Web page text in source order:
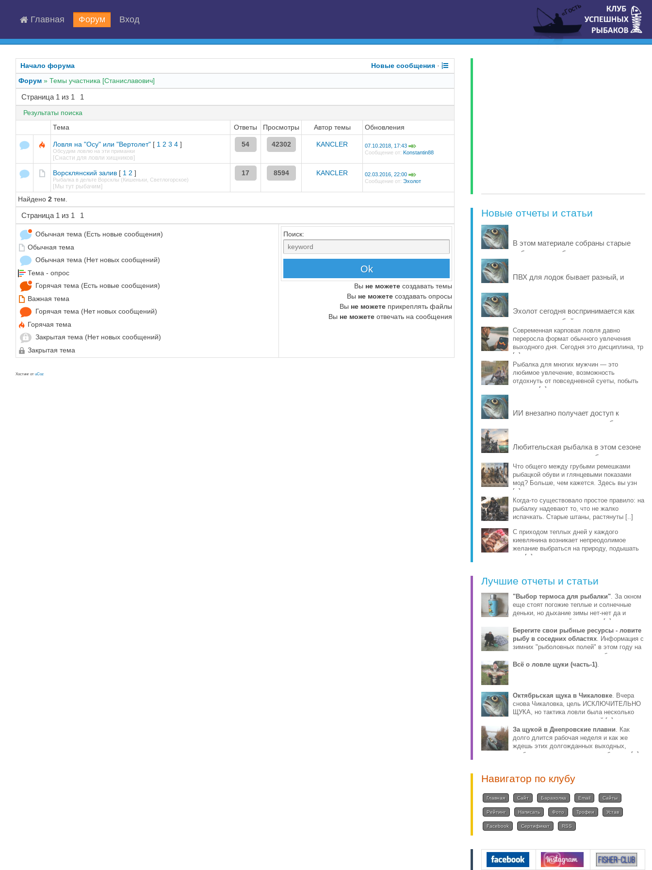
Главная Форум Вход
«Гость
Начало форума Новые сообщения ·
Форум » Темы участника [Станиславович]
Страница 1 из 1 1
Результаты поиска
Тема
Ответы Просмотры Автор темы Обновления
Ловля на "Осу" или "Вертолет" [ 1 2 3 4 ]
Обсудим ловлю на эти приманки
[Снасти для ловли хищников]
54 42302 KANCLER
07.10.2018, 17:43
Сообщение от:Konstantin88
Ворсклянский залив [ 1 2 ]
Рыбалка в дельте Ворсклы (Кишеньки, Светлогорское)
[ Мы тут рыбачим]
17 8594 KANCLER
02.03.2016, 22:00
Сообщение от:Эхолот
Найдено2 тем.
Страница 1 из 1 1
Обычная тема (Есть новые сообщения)
Обычная тема
Обычная тема (Нет новых сообщений)
Тема - опрос
Горячая тема (Есть новые сообщения)
Важная тема
Горячая тема (Нет новых сообщений)
Горячая тема
Закрытая тема (Нет новых сообщений)
Закрытая тема
Поиск:
Вы не можете создавать темы
Вы не можете создавать опросы
Вы не можете прикреплять файлы
Вы не можете отвечать на сообщения
Хостинг отuCoz
Новые отчеты и статьи
В этом материале собраны старые
рабочие способы и современные
жизнь уло [..]
ПВХ для лодок бывает разный, и
стойкости к исти [..]
Эхолот сегодня воспринимается как
что-то само собой разумеющееся, но
еще совсем недавно рыбаки
обходились б [..]
Современная карповая ловля давно
переросла формат обычного увлечения
выходного дня. Сегодня это дисциплина, тр
[..]
Рыбалка для многих мужчин — это
любимое увлечение, возможность
отдохнуть от повседневной суеты, побыть
наедине [..]
ИИ внезапно получает доступ к
реальному миру и учится рыбачить на
рыбы, про [..]
Любительская рыбалка в этом сезоне
заметно изменилась: на берег и в
лодку чаще берут компактные
эхолоты, об [..]
Что общего между грубыми ремешками
рыбацкой обуви и глянцевыми показами
мод? Больше, чем кажется. Здесь вы узн
[..]
Когда-то существовало простое правило: на
рыбалку надевают то, что не жалко
испачкать. Старые штаны, растянуты [..]
С приходом теплых дней у каждого
киевлянина возникает непреодолимое
желание выбраться на природу, подышать
све [..]
Лучшие отчеты и статьи
"Выбор термоса для рыбалки". За окном
еще стоят погожие теплые и солнечные
деньки, но дыхание зимы нет-нет да и
ощущается уже сейчас этими [..]
Берегите свои рыбные ресурсы - ловите
рыбу в соседних областях. Информация с
зимних "рыболовных полей" в этом году на
столько противоречива, что собираясь за
плотвой, волей-н [..]
Всё о ловле щуки (часть-1).
Октябрьская щука в Чикаловке. Вчера
снова Чикаловка, цель ИСКЛЮЧИТЕЛЬНО
ЩУКА, но тактика ловли была несколько
иная, по причине того, что мой [..]
За щукой в Днепровские плавни. Как
долго длится рабочая неделя и как же
ждешь этих долгожданных выходных,
чтобы снова ощутить радость общения [..]
Навигатор по клубу
Главная Сайт Барахолка Email Сайты
Рейтинг Написать Фото Трофеи Устав
Facebook Сертификат RSS